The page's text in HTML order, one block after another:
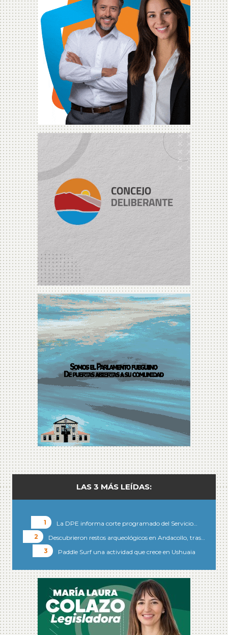
LAS 3 MÁS LEÍDAS:
La DPE informa corte programado del Servicio…
Descubrieron restos arqueológicos en Andacollo, tras…
Paddle Surf una actividad que crece en Ushuaia